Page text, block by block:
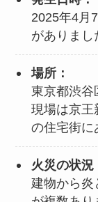
2025年4月
がありまし
場所：
東京都渋谷
現場は京王
の住宅街に
火災の状況
建物から炎